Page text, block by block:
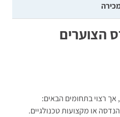
הצוערים
רצוי בתחומים הבאים:
או מקצועות טכנולגיים.